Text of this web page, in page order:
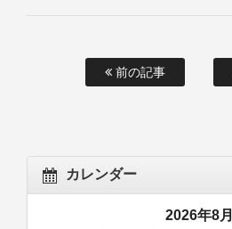
前の記事
カレンダー
2026年8月